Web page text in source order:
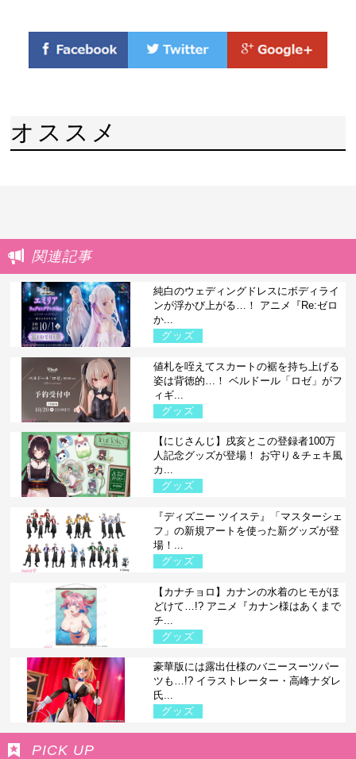
オススメ
関連記事
純白のウェディングドレスにボディライ
ンが浮かび上がる…！ アニメ『Re:ゼロ
か...
グッズ
値札を咥えてスカートの裾を持ち上げる
姿は背徳的…！ ベルドール「ロゼ」がフ
ィギ...
グッズ
【にじさんじ】戌亥とこの登録者100万
人記念グッズが登場！ お守り＆チェキ風
カ...
グッズ
『ディズニー ツイステ』「マスターシェ
フ」の新規アートを使った新グッズが登
場！...
グッズ
【カナチョロ】カナンの水着のヒモがほ
どけて…!? アニメ『カナン様はあくまで
チ...
グッズ
豪華版には露出仕様のバニースーツパー
ツも…!? イラストレーター・高峰ナダレ
氏...
グッズ
PICK UP